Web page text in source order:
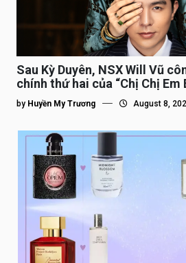
Sau Kỳ Duyên, NSX Will Vũ
chính thứ hai của “Chị Chị Em
by Huyền My Trương August 8,